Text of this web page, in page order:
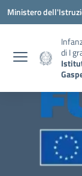
Vai ai contenuti
Vai al menu di
Vai al footer
Ministero
di I